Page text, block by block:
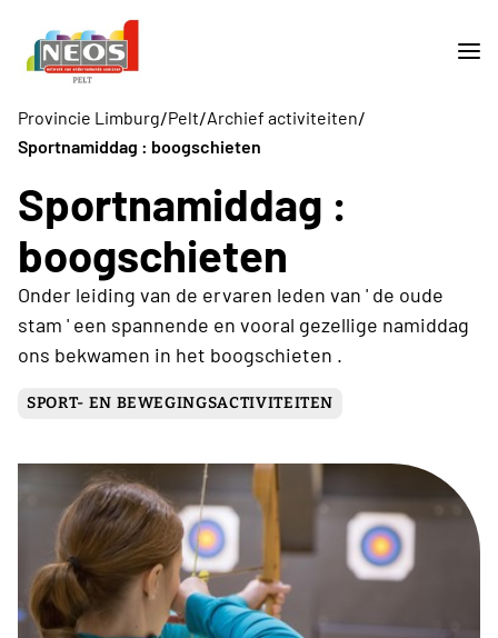
Provincie Limburg/Pelt/Archief activiteiten/
Sportnamiddag : boogschieten
Sportnamiddag :
boogschieten
Onder leiding van de ervaren leden van ' de oude
stam ' een spannende en vooral gezellige namiddag
ons bekwamen in het boogschieten .
SPORT- EN BEWEGINGSACTIVITEITEN